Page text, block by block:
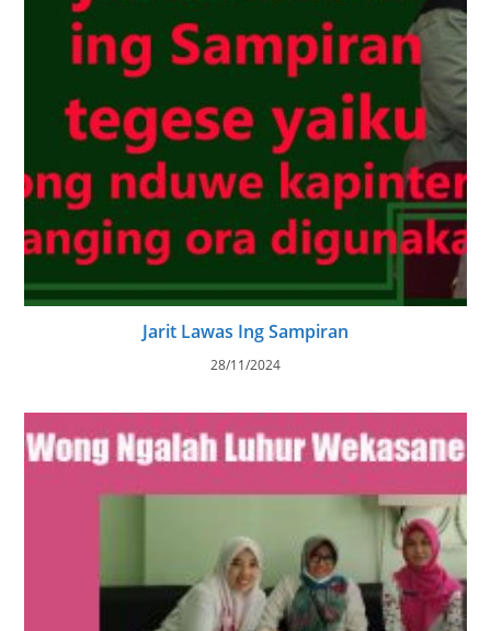
Jarit Lawas Ing Sampiran
28/11/2024